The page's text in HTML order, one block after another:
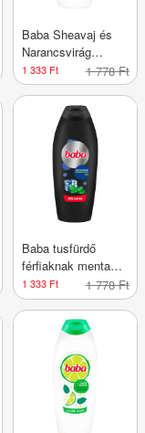
Baba Sheavaj és
Narancsvirág
tusfürdő - 750 ml
1 333 Ft 1 778 Ft
Baba tusfürdő
férfiaknak menta
illattal - 750 ml
1 333 Ft 1 778 Ft